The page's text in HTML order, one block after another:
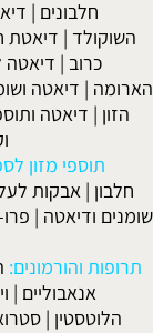
חלבונים |
השוקולד | דיאטת
כרוב | דיאטה
הארומה | דיאטה
הזון | דיאטה
תוספי מזון
חלבון |אבקות
שומנים ודיאטה |
תרופות והורמונים:
אנאבוליים |
הלוטסטין |